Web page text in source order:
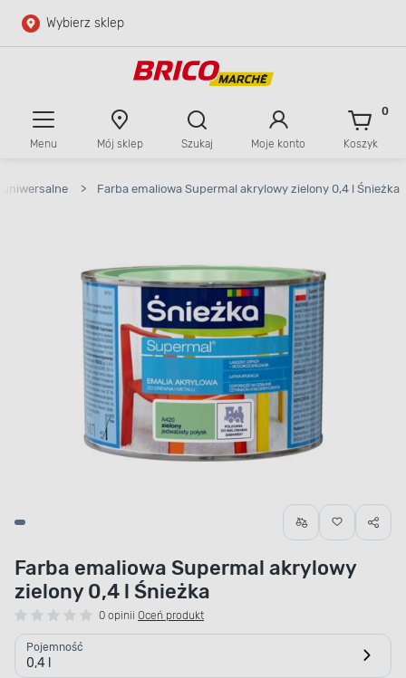
Przejdź do głównej zawartości
Wybierz sklep
Menu Mój sklep Szukaj Moje konto Koszyk
0
uniwersalne > Farba emaliowa Supermal akrylowy zielony 0,4 l Śnieżka
Farba emaliowa Supermal akrylowy
zielony 0,4 l Śnieżka
0 opinii Oceń produkt
Pojemność
0,4 l